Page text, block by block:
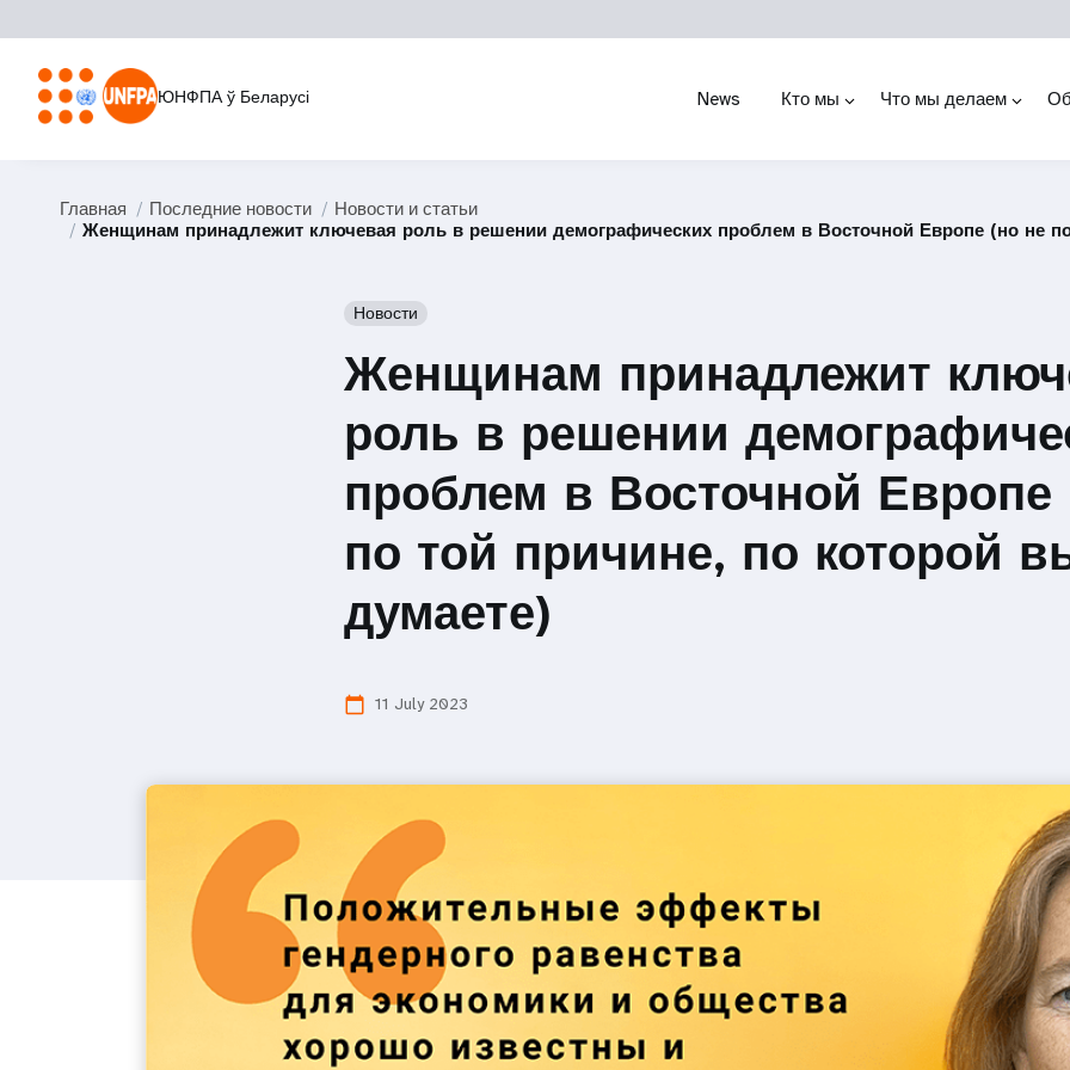
ЮНФПА ў Беларусі News Кто мы Что мы делаем
Главная Последние новости
Новости и статьи
Женщинам принадлежит ключевая роль в решении демографических проблем в Восточной Европе (но не
Новости
Женщинам принадлежит
роль в решении
проблем в Восточной Европе
по той причине, по которой
думаете)
calendar_today 11 July 2023